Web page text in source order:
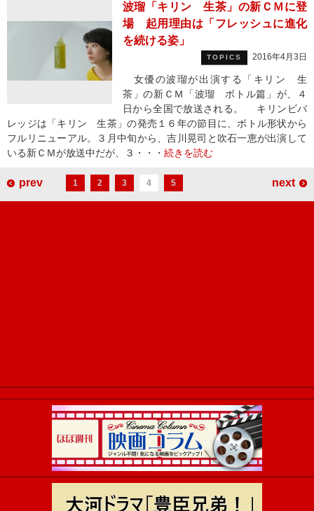
波瑠「キリン 生茶」の新ＣＭに登
場 起用理由は「フレッシュに進化
を続ける姿」
TOPICS 2016年4月3日
女優の波瑠が出演する「キリン 生
茶」の新ＣＭ「波瑠 ボトル篇」が、４
日から全国で放送される。 キリンビバ
レッジは「キリン 生茶」の発売１６年の節目に、ボトル形状から
フルリニューアル。３月中旬から、吉川晃司と吹石一恵が出演して
いる新ＣＭが放送中だが、３・・・ 続きを読む
prev 1 2 3 4 5 next